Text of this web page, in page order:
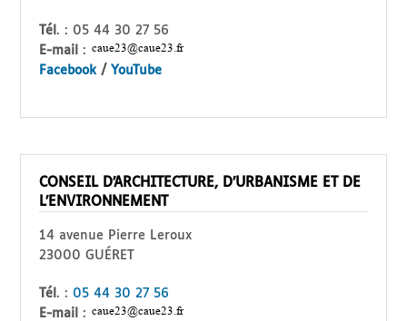
Tél. : 05 44 30 27 56
E-mail
:
Facebook/ YouTube
CONSEIL D’ARCHITECTURE, D’URBANISME ET DE
L’ENVIRONNEMENT
14 avenue Pierre Leroux
23000 GUÉRET
Tél. : 05 44 30 27 56
E-mail
: